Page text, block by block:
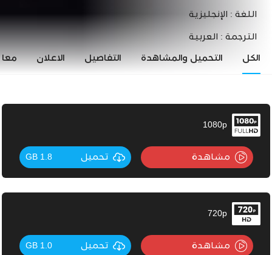
اللغة : الإنجليزية
الترجمة : العربية
الكل التحميل والمشاهدة التفاصيل الاعلان
1080p
مشاهدة تحميل 1.8 GB
720p
مشاهدة تحميل 1.0 GB